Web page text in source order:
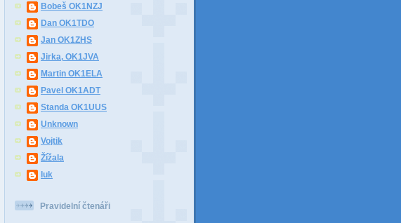
Bobeš OK1NZJ
Dan OK1TDO
Jan OK1ZHS
Jirka, OK1JVA
Martin OK1ELA
Pavel OK1ADT
Standa OK1UUS
Unknown
Vojtik
Žížala
luk
Pravidelní čtenáři